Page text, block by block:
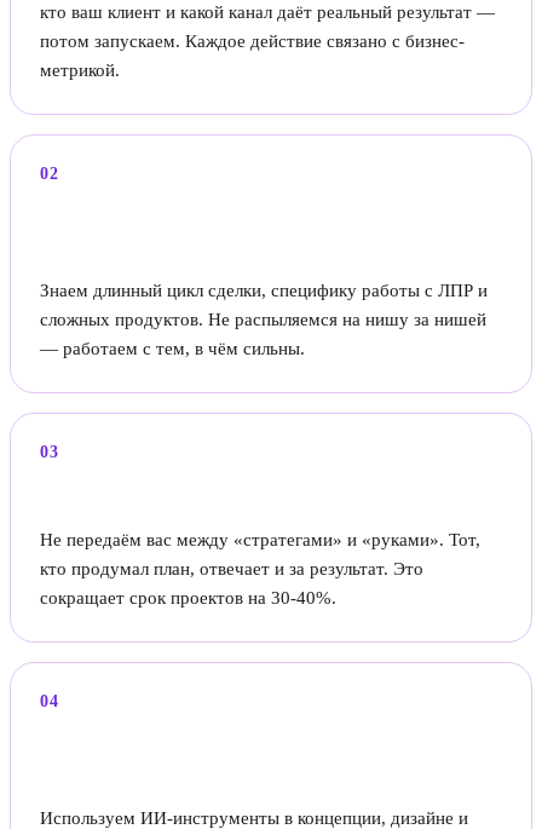
кто ваш клиент и какой канал даёт реальный результат —
потом запускаем. Каждое действие связано с бизнес-
метрикой.
02
Знаем длинный цикл сделки, специфику работы с ЛПР и
сложных продуктов. Не распыляемся на нишу за нишей
— работаем с тем, в чём сильны.
03
Не передаём вас между «стратегами» и «руками». Тот,
кто продумал план, отвечает и за результат. Это
сокращает срок проектов на 30-40%.
04
Используем ИИ-инструменты в концепции, дизайне и